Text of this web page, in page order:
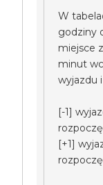
W
godziny
miejsce
minut
wyjazdu
[-1]
[+1]